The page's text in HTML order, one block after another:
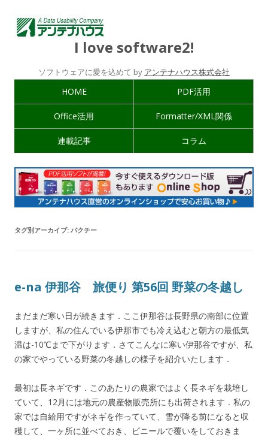
I love software2!
ソフトウェアに愛を込めて by アンテナハウス株式会社
HOME PDF活用
Office活用 Formatter/XML関係
連載記事 コラム
タグ別アーカイブ: パクチー
e-na 伊那谷 旅便り 第56回 野菜の冬越し
まだまだ寒い日が続きます．ここ伊那谷は長野県の南部に位置
しますが、私の住んでいる伊那市でも冷え込むと朝方の最低気
温は-10℃まで下がります．さてこんなに寒い伊那谷ですが、私
の家でやっている野菜の冬越しの様子を紹介いたします．
最初は長ネギです．このあたりの農家ではよく長ネギを栽培し
ていて、12月には地元の農産物販売所にも出荷されます．私の
家では自給用ですがネギを作っていて、雪が降る前になると収
穫して、一ヶ所に並べておき、ビニールで覆いをしておきま